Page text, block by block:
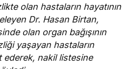
olan hastaların hayatının
Dr. Hasan Birtan,
olan organ bağışının
yaşayan hastaların
ederek, nakil listesine